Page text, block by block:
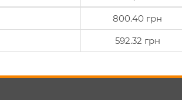
800.40 грн
592.32 грн